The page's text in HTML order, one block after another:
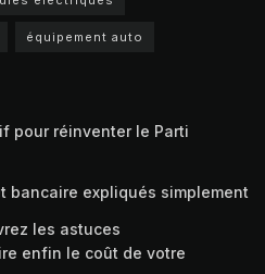
équipement auto
pour réinventer le Parti
bancaire expliqués simplement
les astuces
enfin le coût de votre